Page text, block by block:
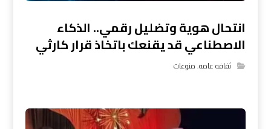
انتحال هوية وتضليل رقمي.. الذكاء
الاصطناعي قد يقنعك باتخاذ قرار كارثي
ثقافه عامه,منوعات